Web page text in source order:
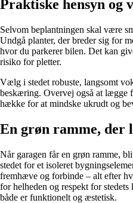
Praktiske hensyn og
Selvom beplantningen skal være
Undgå planter, der breder sig for
hvor du parkerer bilen. Det kan
risiko for pletter.
Vælg i stedet robuste, langsomt
beskæring. Overvej også at lægge
hække for at mindske ukrudt og
En grøn ramme, der
Når garagen får en grøn ramme,
stedet for et isoleret
fremhæve og forbinde – alt efter
for helheden og respekt for
både er funktionelt og æstetisk.